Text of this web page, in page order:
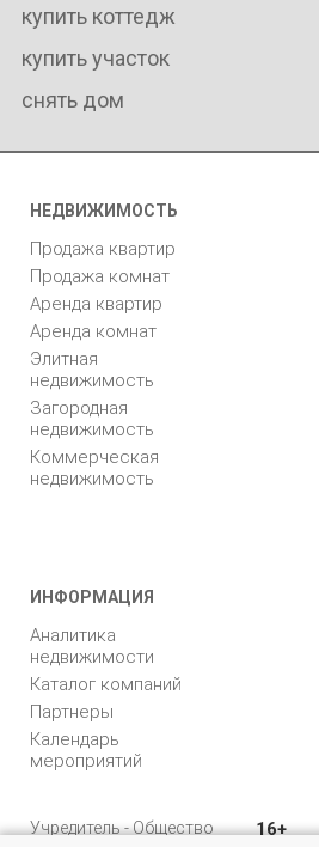
купить коттедж
купить участок
снять дом
НЕДВИЖИМОСТЬ
Продажа квартир
Продажа комнат
Аренда квартир
Аренда комнат
Элитная
недвижимость
Загородная
недвижимость
Коммерческая
недвижимость
ИНФОРМАЦИЯ
Аналитика
недвижимости
Каталог компаний
Партнеры
Календарь
мероприятий
Учредитель - Общество
16+